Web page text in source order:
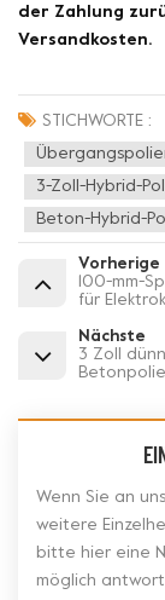
der Zahlung
Versandkosten.
STICHWORTE :
3-Zoll-Hybrid-
Beton-Hybrid-
Vorherige
100-mm-
für
Nächste
3 Zoll
Wenn Sie an
weitere
bitte hier eine
möglich